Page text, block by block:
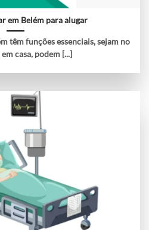
em Belém para alugar
têm funções essenciais, sejam no
casa, podem [...]